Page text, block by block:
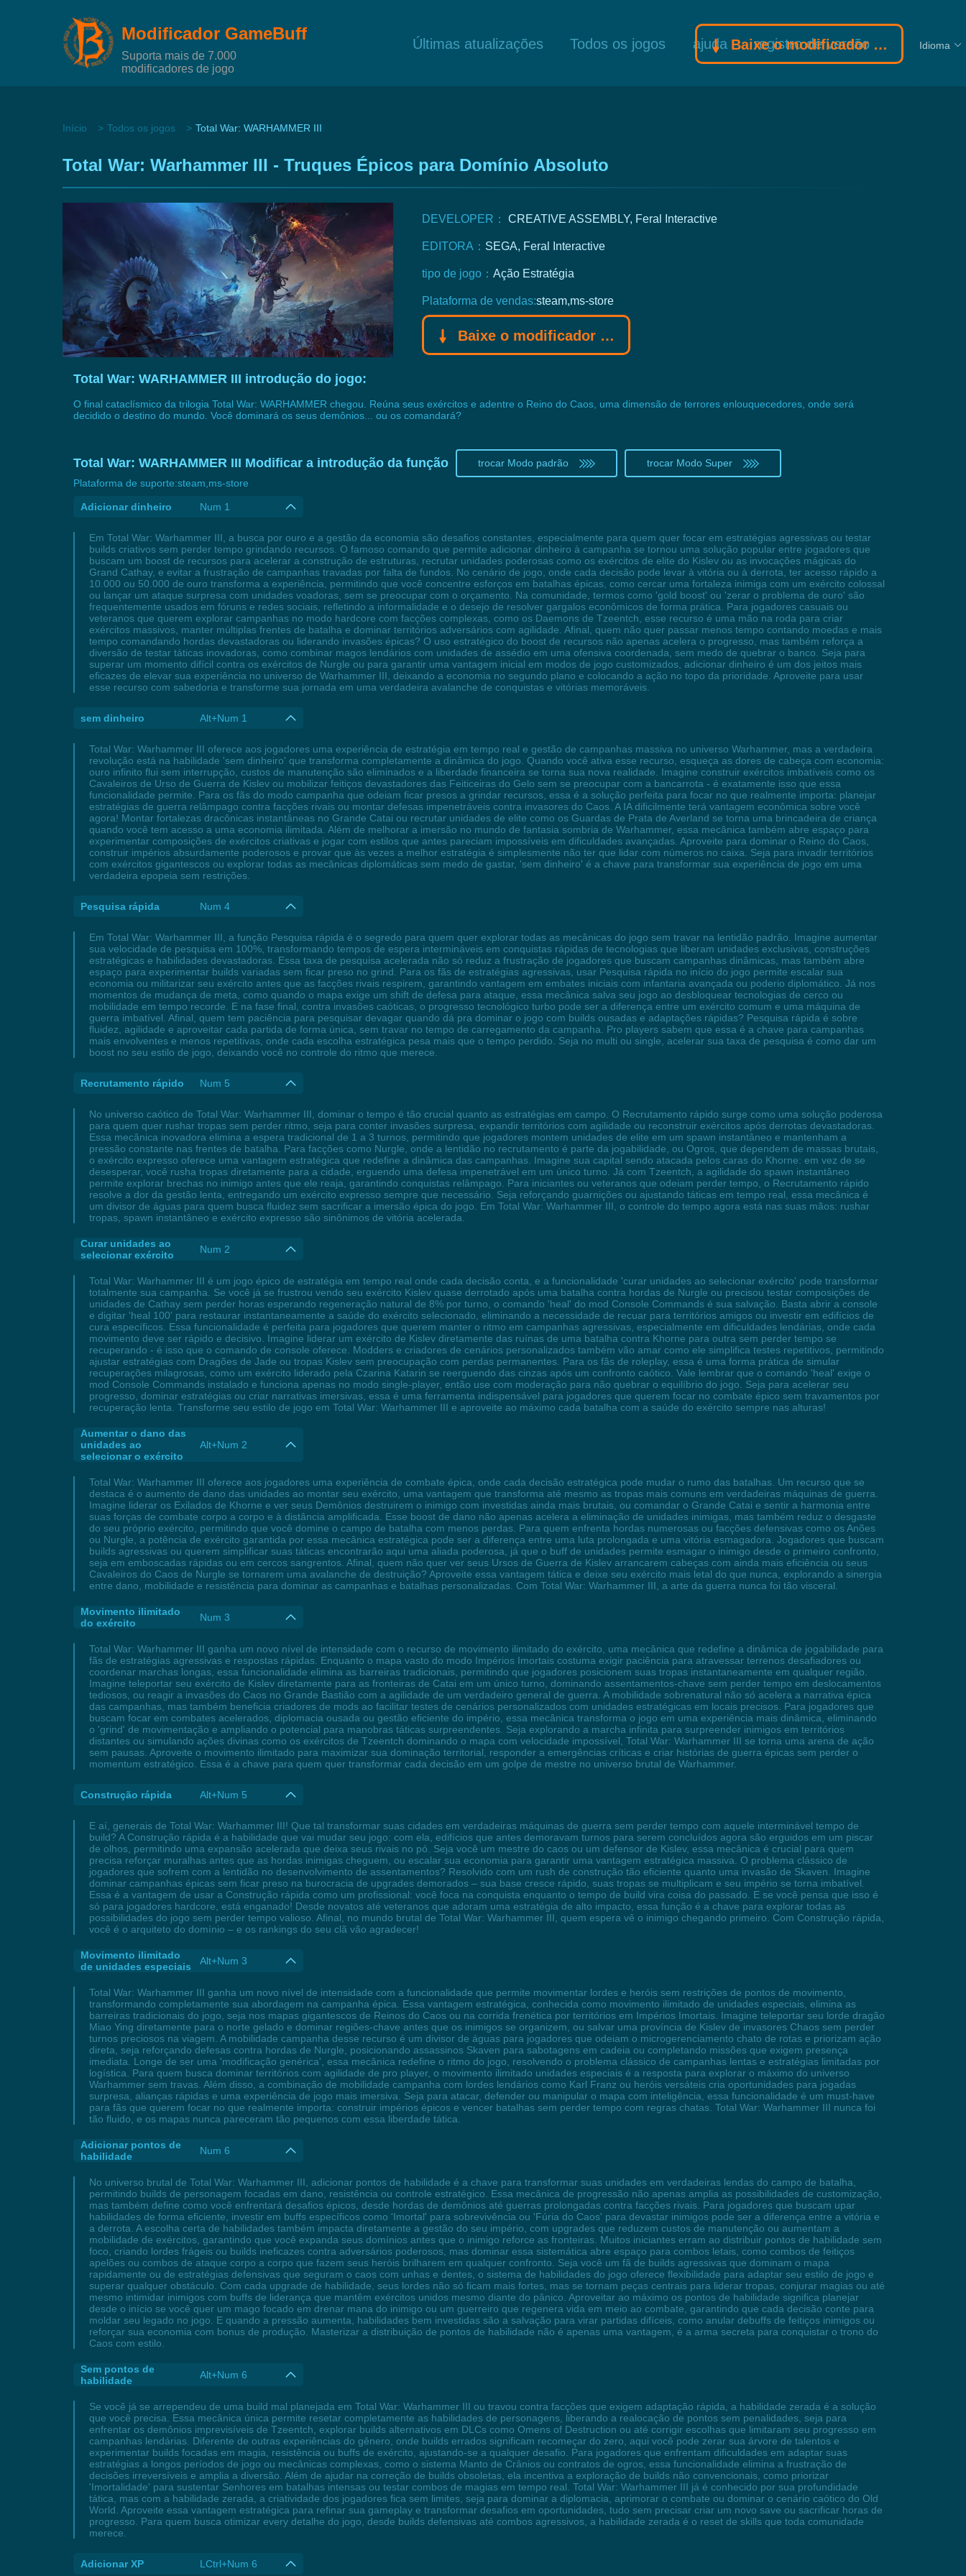
Modificador GameBuff
Suporta mais de 7.000
modificadores de jogo
Últimas atualizações Todos os jogos ajuda registro de versão
Baixe o modificador Gamebuff Idioma
Início Todos os jogos Total War: WARHAMMER III
Total War: Warhammer III - Truques Épicos para Domínio Absoluto
DEVELOPER： CREATIVE ASSEMBLY, Feral Interactive
EDITORA： SEGA, Feral Interactive
tipo de jogo： Ação Estratégia
Plataforma de vendas:steam,ms-store
Baixe o modificador Gamebuff
Total War: WARHAMMER III introdução do jogo:
O final cataclísmico da trilogia Total War: WARHAMMER chegou. Reúna seus exércitos e adentre o Reino do Caos, uma dimensão de terrores enlouquecedores, onde será
decidido o destino do mundo. Você dominará os seus demônios... ou os comandará?
Total War: WARHAMMER III Modificar a introdução da função trocar Modo padrão
trocar Modo Super
Plataforma de suporte:steam,ms-store
Adicionar dinheiro Num 1
Em Total War: Warhammer III, a busca por ouro e a gestão da economia são desafios constantes, especialmente para quem quer focar em estratégias agressivas ou testar
builds criativos sem perder tempo grindando recursos. O famoso comando que permite adicionar dinheiro à campanha se tornou uma solução popular entre jogadores que
buscam um boost de recursos para acelerar a construção de estruturas, recrutar unidades poderosas como os exércitos de elite do Kislev ou as invocações mágicas do
Grand Cathay, e evitar a frustração de campanhas travadas por falta de fundos. No cenário de jogo, onde cada decisão pode levar à vitória ou à derrota, ter acesso rápido a
10.000 ou 50.000 de ouro transforma a experiência, permitindo que você concentre esforços em batalhas épicas, como cercar uma fortaleza inimiga com um exército colossal
ou lançar um ataque surpresa com unidades voadoras, sem se preocupar com o orçamento. Na comunidade, termos como 'gold boost' ou 'zerar o problema de ouro' são
frequentemente usados em fóruns e redes sociais, refletindo a informalidade e o desejo de resolver gargalos econômicos de forma prática. Para jogadores casuais ou
veteranos que querem explorar campanhas no modo hardcore com facções complexas, como os Daemons de Tzeentch, esse recurso é uma mão na roda para criar
exércitos massivos, manter múltiplas frentes de batalha e dominar territórios adversários com agilidade. Afinal, quem não quer passar menos tempo contando moedas e mais
tempo comandando hordas devastadoras ou liderando invasões épicas? O uso estratégico do boost de recursos não apenas acelera o progresso, mas também reforça a
diversão de testar táticas inovadoras, como combinar magos lendários com unidades de assédio em uma ofensiva coordenada, sem medo de quebrar o banco. Seja para
superar um momento difícil contra os exércitos de Nurgle ou para garantir uma vantagem inicial em modos de jogo customizados, adicionar dinheiro é um dos jeitos mais
eficazes de elevar sua experiência no universo de Warhammer III, deixando a economia no segundo plano e colocando a ação no topo da prioridade. Aproveite para usar
esse recurso com sabedoria e transforme sua jornada em uma verdadeira avalanche de conquistas e vitórias memoráveis.
sem dinheiro Alt+Num 1
Total War: Warhammer III oferece aos jogadores uma experiência de estratégia em tempo real e gestão de campanhas massiva no universo Warhammer, mas a verdadeira
revolução está na habilidade 'sem dinheiro' que transforma completamente a dinâmica do jogo. Quando você ativa esse recurso, esqueça as dores de cabeça com economia:
ouro infinito flui sem interrupção, custos de manutenção são eliminados e a liberdade financeira se torna sua nova realidade. Imagine construir exércitos imbatíveis como os
Cavaleiros de Urso de Guerra de Kislev ou mobilizar feitiços devastadores das Feiticeiras do Gelo sem se preocupar com a bancarrota - é exatamente isso que essa
funcionalidade permite. Para os fãs do modo campanha que odeiam ficar presos a grindar recursos, essa é a solução perfeita para focar no que realmente importa: planejar
estratégias de guerra relâmpago contra facções rivais ou montar defesas impenetráveis contra invasores do Caos. A IA dificilmente terá vantagem econômica sobre você
agora! Montar fortalezas dracônicas instantâneas no Grande Catai ou recrutar unidades de elite como os Guardas de Prata de Averland se torna uma brincadeira de criança
quando você tem acesso a uma economia ilimitada. Além de melhorar a imersão no mundo de fantasia sombria de Warhammer, essa mecânica também abre espaço para
experimentar composições de exércitos criativas e jogar com estilos que antes pareciam impossíveis em dificuldades avançadas. Aproveite para dominar o Reino do Caos,
construir impérios absurdamente poderosos e provar que às vezes a melhor estratégia é simplesmente não ter que lidar com números no caixa. Seja para invadir territórios
com exércitos gigantescos ou explorar todas as mecânicas diplomáticas sem medo de gastar, 'sem dinheiro' é a chave para transformar sua experiência de jogo em uma
verdadeira epopeia sem restrições.
Pesquisa rápida Num 4
Em Total War: Warhammer III, a função Pesquisa rápida é o segredo para quem quer explorar todas as mecânicas do jogo sem travar na lentidão padrão. Imagine aumentar
sua velocidade de pesquisa em 100%, transformando tempos de espera intermináveis em conquistas rápidas de tecnologias que liberam unidades exclusivas, construções
estratégicas e habilidades devastadoras. Essa taxa de pesquisa acelerada não só reduz a frustração de jogadores que buscam campanhas dinâmicas, mas também abre
espaço para experimentar builds variadas sem ficar preso no grind. Para os fãs de estratégias agressivas, usar Pesquisa rápida no início do jogo permite escalar sua
economia ou militarizar seu exército antes que as facções rivais respirem, garantindo vantagem em embates iniciais com infantaria avançada ou poderio diplomático. Já nos
momentos de mudança de meta, como quando o mapa exige um shift de defesa para ataque, essa mecânica salva seu jogo ao desbloquear tecnologias de cerco ou
mobilidade em tempo recorde. E na fase final, contra invasões caóticas, o progresso tecnológico turbo pode ser a diferença entre um exército comum e uma máquina de
guerra imbatível. Afinal, quem tem paciência para pesquisar devagar quando dá pra dominar o jogo com builds ousadas e adaptações rápidas? Pesquisa rápida é sobre
fluidez, agilidade e aproveitar cada partida de forma única, sem travar no tempo de carregamento da campanha. Pro players sabem que essa é a chave para campanhas
mais envolventes e menos repetitivas, onde cada escolha estratégica pesa mais que o tempo perdido. Seja no multi ou single, acelerar sua taxa de pesquisa é como dar um
boost no seu estilo de jogo, deixando você no controle do ritmo que merece.
Recrutamento rápido Num 5
No universo caótico de Total War: Warhammer III, dominar o tempo é tão crucial quanto as estratégias em campo. O Recrutamento rápido surge como uma solução poderosa
para quem quer rushar tropas sem perder ritmo, seja para conter invasões surpresa, expandir territórios com agilidade ou reconstruir exércitos após derrotas devastadoras.
Essa mecânica inovadora elimina a espera tradicional de 1 a 3 turnos, permitindo que jogadores montem unidades de elite em um spawn instantâneo e mantenham a
pressão constante nas frentes de batalha. Para facções como Nurgle, onde a lentidão no recrutamento é parte da jogabilidade, ou Ogros, que dependem de massas brutais,
o exército expresso oferece uma vantagem estratégica que redefine a dinâmica das campanhas. Imagine sua capital sendo atacada pelos caras do Khorne: em vez de se
desesperar, você rusha tropas diretamente para a cidade, erguendo uma defesa impenetrável em um único turno. Já com Tzeentch, a agilidade do spawn instantâneo
permite explorar brechas no inimigo antes que ele reaja, garantindo conquistas relâmpago. Para iniciantes ou veteranos que odeiam perder tempo, o Recrutamento rápido
resolve a dor da gestão lenta, entregando um exército expresso sempre que necessário. Seja reforçando guarnições ou ajustando táticas em tempo real, essa mecânica é
um divisor de águas para quem busca fluidez sem sacrificar a imersão épica do jogo. Em Total War: Warhammer III, o controle do tempo agora está nas suas mãos: rushar
tropas, spawn instantâneo e exército expresso são sinônimos de vitória acelerada.
Curar unidades ao
selecionar exército
Num 2
Total War: Warhammer III é um jogo épico de estratégia em tempo real onde cada decisão conta, e a funcionalidade 'curar unidades ao selecionar exército' pode transformar
totalmente sua campanha. Se você já se frustrou vendo seu exército Kislev quase derrotado após uma batalha contra hordas de Nurgle ou precisou testar composições de
unidades de Cathay sem perder horas esperando regeneração natural de 8% por turno, o comando 'heal' do mod Console Commands é sua salvação. Basta abrir a console
e digitar 'heal 100' para restaurar instantaneamente a saúde do exército selecionado, eliminando a necessidade de recuar para territórios amigos ou investir em edifícios de
cura específicos. Essa funcionalidade é perfeita para jogadores que querem manter o ritmo em campanhas agressivas, especialmente em dificuldades lendárias, onde cada
movimento deve ser rápido e decisivo. Imagine liderar um exército de Kislev diretamente das ruínas de uma batalha contra Khorne para outra sem perder tempo se
recuperando - é isso que o comando de console oferece. Modders e criadores de cenários personalizados também vão amar como ele simplifica testes repetitivos, permitindo
ajustar estratégias com Dragões de Jade ou tropas Kislev sem preocupação com perdas permanentes. Para os fãs de roleplay, essa é uma forma prática de simular
recuperações milagrosas, como um exército liderado pela Czarina Katarin se reerguendo das cinzas após um confronto caótico. Vale lembrar que o comando 'heal' exige o
mod Console Commands instalado e funciona apenas no modo single-player, então use com moderação para não quebrar o equilíbrio do jogo. Seja para acelerar seu
progresso, dominar estratégias ou criar narrativas imersivas, essa é uma ferramenta indispensável para jogadores que querem focar no combate épico sem travamentos por
recuperação lenta. Transforme seu estilo de jogo em Total War: Warhammer III e aproveite ao máximo cada batalha com a saúde do exército sempre nas alturas!
Aumentar o dano das
unidades ao
selecionar o exército
Alt+Num 2
Total War: Warhammer III oferece aos jogadores uma experiência de combate épica, onde cada decisão estratégica pode mudar o rumo das batalhas. Um recurso que se
destaca é o aumento de dano das unidades ao montar seu exército, uma vantagem que transforma até mesmo as tropas mais comuns em verdadeiras máquinas de guerra.
Imagine liderar os Exilados de Khorne e ver seus Demônios destruirem o inimigo com investidas ainda mais brutais, ou comandar o Grande Catai e sentir a harmonia entre
suas forças de combate corpo a corpo e à distância amplificada. Esse boost de dano não apenas acelera a eliminação de unidades inimigas, mas também reduz o desgaste
do seu próprio exército, permitindo que você domine o campo de batalha com menos perdas. Para quem enfrenta hordas numerosas ou facções defensivas como os Anões
ou Nurgle, a potência de exército garantida por essa mecânica estratégica pode ser a diferença entre uma luta prolongada e uma vitória esmagadora. Jogadores que buscam
builds agressivas ou querem simplificar suas táticas encontrarão aqui uma aliada poderosa, já que o buff de unidades permite esmagar o inimigo desde o primeiro confronto,
seja em emboscadas rápidas ou em cercos sangrentos. Afinal, quem não quer ver seus Ursos de Guerra de Kislev arrancarem cabeças com ainda mais eficiência ou seus
Cavaleiros do Caos de Nurgle se tornarem uma avalanche de destruição? Aproveite essa vantagem tática e deixe seu exército mais letal do que nunca, explorando a sinergia
entre dano, mobilidade e resistência para dominar as campanhas e batalhas personalizadas. Com Total War: Warhammer III, a arte da guerra nunca foi tão visceral.
Movimento ilimitado
do exército
Num 3
Total War: Warhammer III ganha um novo nível de intensidade com o recurso de movimento ilimitado do exército, uma mecânica que redefine a dinâmica de jogabilidade para
fãs de estratégias agressivas e respostas rápidas. Enquanto o mapa vasto do modo Impérios Imortais costuma exigir paciência para atravessar terrenos desafiadores ou
coordenar marchas longas, essa funcionalidade elimina as barreiras tradicionais, permitindo que jogadores posicionem suas tropas instantaneamente em qualquer região.
Imagine teleportar seu exército de Kislev diretamente para as fronteiras de Catai em um único turno, dominando assentamentos-chave sem perder tempo em deslocamentos
tediosos, ou reagir a invasões do Caos no Grande Bastião com a agilidade de um verdadeiro general de guerra. A mobilidade sobrenatural não só acelera a narrativa épica
das campanhas, mas também beneficia criadores de mods ao facilitar testes de cenários personalizados com unidades estratégicas em locais precisos. Para jogadores que
buscam focar em combates acelerados, diplomacia ousada ou gestão eficiente do império, essa mecânica transforma o jogo em uma experiência mais dinâmica, eliminando
o 'grind' de movimentação e ampliando o potencial para manobras táticas surpreendentes. Seja explorando a marcha infinita para surpreender inimigos em territórios
distantes ou simulando ações divinas como os exércitos de Tzeentch dominando o mapa com velocidade impossível, Total War: Warhammer III se torna uma arena de ação
sem pausas. Aproveite o movimento ilimitado para maximizar sua dominação territorial, responder a emergências críticas e criar histórias de guerra épicas sem perder o
momentum estratégico. Essa é a chave para quem quer transformar cada decisão em um golpe de mestre no universo brutal de Warhammer.
Construção rápida Alt+Num 5
E aí, generais de Total War: Warhammer III! Que tal transformar suas cidades em verdadeiras máquinas de guerra sem perder tempo com aquele interminável tempo de
build? A Construção rápida é a habilidade que vai mudar seu jogo: com ela, edifícios que antes demoravam turnos para serem concluídos agora são erguidos em um piscar
de olhos, permitindo uma expansão acelerada que deixa seus rivais no pó. Seja você um mestre do caos ou um defensor de Kislev, essa mecânica é crucial para quem
precisa reforçar muralhas antes que as hordas inimigas cheguem, ou escalar sua economia para garantir uma vantagem estratégica massiva. O problema clássico de
jogadores que sofrem com a lentidão no desenvolvimento de assentamentos? Resolvido com um rush de construção tão eficiente quanto uma invasão de Skaven. Imagine
dominar campanhas épicas sem ficar preso na burocracia de upgrades demorados – sua base cresce rápido, suas tropas se multiplicam e seu império se torna imbatível.
Essa é a vantagem de usar a Construção rápida como um profissional: você foca na conquista enquanto o tempo de build vira coisa do passado. E se você pensa que isso é
só para jogadores hardcore, está enganado! Desde novatos até veteranos que adoram uma estratégia de alto impacto, essa função é a chave para explorar todas as
possibilidades do jogo sem perder tempo valioso. Afinal, no mundo brutal de Total War: Warhammer III, quem espera vê o inimigo chegando primeiro. Com Construção rápida,
você é o arquiteto do domínio – e os rankings do seu clã vão agradecer!
Movimento ilimitado
de unidades especiais
Alt+Num 3
Total War: Warhammer III ganha um novo nível de intensidade com a funcionalidade que permite movimentar lordes e heróis sem restrições de pontos de movimento,
transformando completamente sua abordagem na campanha épica. Essa vantagem estratégica, conhecida como movimento ilimitado de unidades especiais, elimina as
barreiras tradicionais do jogo, seja nos mapas gigantescos de Reinos do Caos ou na corrida frenética por territórios em Impérios Imortais. Imagine teleportar seu lorde dragão
Miao Ying diretamente para o norte gelado e dominar regiões-chave antes que os inimigos se organizem, ou salvar uma província de Kislev de invasores Chaos sem perder
turnos preciosos na viagem. A mobilidade campanha desse recurso é um divisor de águas para jogadores que odeiam o microgerenciamento chato de rotas e priorizam ação
direta, seja reforçando defesas contra hordas de Nurgle, posicionando assassinos Skaven para sabotagens em cadeia ou completando missões que exigem presença
imediata. Longe de ser uma 'modificação genérica', essa mecânica redefine o ritmo do jogo, resolvendo o problema clássico de campanhas lentas e estratégias limitadas por
logística. Para quem busca dominar territórios com agilidade de pro player, o movimento ilimitado unidades especiais é a resposta para explorar o máximo do universo
Warhammer sem travas. Além disso, a combinação de mobilidade campanha com lordes lendários como Karl Franz ou heróis versáteis cria oportunidades para jogadas
surpresa, alianças rápidas e uma experiência de jogo mais imersiva. Seja para atacar, defender ou manipular o mapa com inteligência, essa funcionalidade é um must-have
para fãs que querem focar no que realmente importa: construir impérios épicos e vencer batalhas sem perder tempo com regras chatas. Total War: Warhammer III nunca foi
tão fluido, e os mapas nunca pareceram tão pequenos com essa liberdade tática.
Adicionar pontos de
habilidade
Num 6
No universo brutal de Total War: Warhammer III, adicionar pontos de habilidade é a chave para transformar suas unidades em verdadeiras lendas do campo de batalha,
permitindo builds de personagem focadas em dano, resistência ou controle estratégico. Essa mecânica de progressão não apenas amplia as possibilidades de customização,
mas também define como você enfrentará desafios épicos, desde hordas de demônios até guerras prolongadas contra facções rivais. Para jogadores que buscam upar
habilidades de forma eficiente, investir em buffs específicos como 'Imortal' para sobrevivência ou 'Fúria do Caos' para devastar inimigos pode ser a diferença entre a vitória e
a derrota. A escolha certa de habilidades também impacta diretamente a gestão do seu império, com upgrades que reduzem custos de manutenção ou aumentam a
mobilidade de exércitos, garantindo que você expanda seus domínios antes que o inimigo reforce as fronteiras. Muitos iniciantes erram ao distribuir pontos de habilidade sem
foco, criando lordes frágeis ou builds ineficazes contra adversários poderosos, mas dominar essa sistemática abre espaço para combos letais, como combos de feitiços
apelões ou combos de ataque corpo a corpo que fazem seus heróis brilharem em qualquer confronto. Seja você um fã de builds agressivas que dominam o mapa
rapidamente ou de estratégias defensivas que seguram o caos com unhas e dentes, o sistema de habilidades do jogo oferece flexibilidade para adaptar seu estilo de jogo e
superar qualquer obstáculo. Com cada upgrade de habilidade, seus lordes não só ficam mais fortes, mas se tornam peças centrais para liderar tropas, conjurar magias ou até
mesmo intimidar inimigos com buffs de liderança que mantêm exércitos unidos mesmo diante do pânico. Aproveitar ao máximo os pontos de habilidade significa planejar
desde o início se você quer um mago focado em drenar mana do inimigo ou um guerreiro que regenera vida em meio ao combate, garantindo que cada decisão conte para
moldar seu legado no jogo. E quando a pressão aumenta, habilidades bem investidas são a salvação para virar partidas difíceis, como anular debuffs de feitiços inimigos ou
reforçar sua economia com bonus de produção. Masterizar a distribuição de pontos de habilidade não é apenas uma vantagem, é a arma secreta para conquistar o trono do
Caos com estilo.
Sem pontos de
habilidade
Alt+Num 6
Se você já se arrependeu de uma build mal planejada em Total War: Warhammer III ou travou contra facções que exigem adaptação rápida, a habilidade zerada é a solução
que você precisa. Essa mecânica única permite resetar completamente as habilidades de personagens, liberando a realocação de pontos sem penalidades, seja para
enfrentar os demônios imprevisíveis de Tzeentch, explorar builds alternativos em DLCs como Omens of Destruction ou até corrigir escolhas que limitaram seu progresso em
campanhas lendárias. Diferente de outras experiências do gênero, onde builds errados significam recomeçar do zero, aqui você pode zerar sua árvore de talentos e
experimentar builds focadas em magia, resistência ou buffs de exército, ajustando-se a qualquer desafio. Para jogadores que enfrentam dificuldades em adaptar suas
estratégias a longos períodos de jogo ou mecânicas complexas, como o sistema Manto de Crânios ou contratos de ogros, essa funcionalidade elimina a frustração de
decisões irreversíveis e amplia a diversão. Além de ajudar na correção de builds obsoletas, ela incentiva a exploração de builds não convencionais, como priorizar
'Imortalidade' para sustentar Senhores em batalhas intensas ou testar combos de magias em tempo real. Total War: Warhammer III já é conhecido por sua profundidade
tática, mas com a habilidade zerada, a criatividade dos jogadores fica sem limites, seja para dominar a diplomacia, aprimorar o combate ou dominar o cenário caótico do Old
World. Aproveite essa vantagem estratégica para refinar sua gameplay e transformar desafios em oportunidades, tudo sem precisar criar um novo save ou sacrificar horas de
progresso. Para quem busca otimizar every detalhe do jogo, desde builds defensivas até combos agressivos, a habilidade zerada é o reset de skills que toda comunidade
merece.
Adicionar XP LCtrl+Num 6